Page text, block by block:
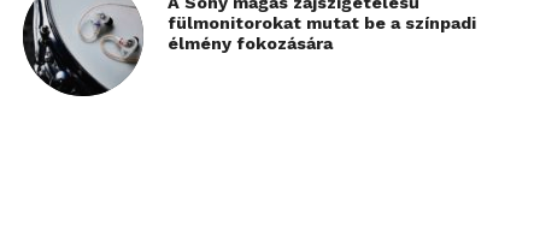
fülmonitorokat mutat be a színpadi
élmény fokozására